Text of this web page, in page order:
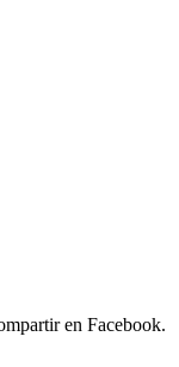
en Facebook.